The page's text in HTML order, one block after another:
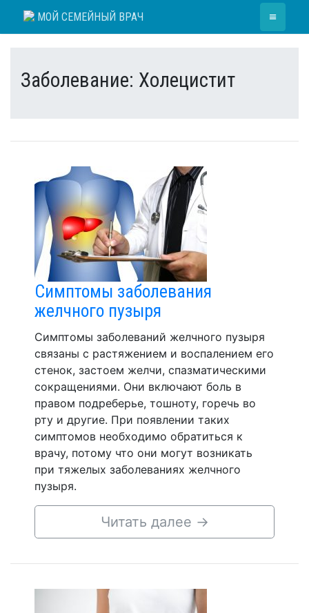
МОЙ СЕМЕЙНЫЙ ВРАЧ ≡
Заболевание: Холецистит
Симптомы заболевания
желчного пузыря
Симптомы заболеваний желчного пузыря
связаны с растяжением и воспалением его
стенок, застоем желчи, спазматическими
сокращениями. Они включают боль в
правом подреберье, тошноту, горечь во
рту и другие. При появлении таких
симптомов необходимо обратиться к
врачу, потому что они могут возникать
при тяжелых заболеваниях желчного
пузыря.
Читать далее →